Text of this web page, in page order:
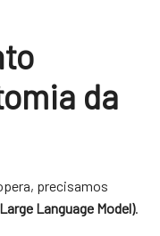
da
precisamos
Language Model).